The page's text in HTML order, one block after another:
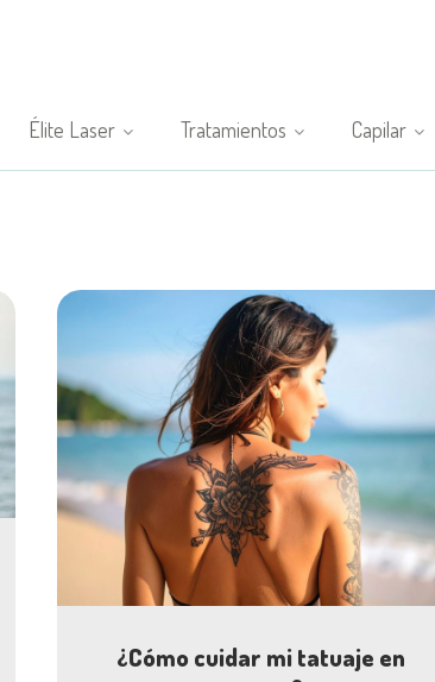
Élite Laser Tratamientos Capilar
¿Cómo cuidar mi tatuaje en